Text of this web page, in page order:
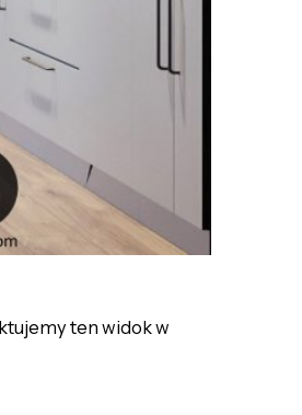
ten widok w